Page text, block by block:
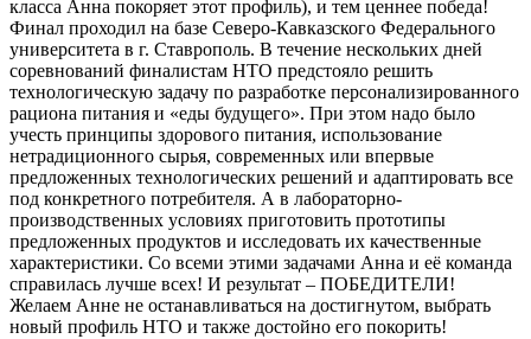
класса Анна покоряет этот профиль), и тем ценнее победа!
Финал проходил на базе Северо-Кавказского Федерального
университета в г. Ставрополь. В течение нескольких дней
соревнований финалистам НТО предстояло решить
технологическую задачу по разработке персонализированного
рациона питания и «еды будущего». При этом надо было
учесть принципы здорового питания, использование
нетрадиционного сырья, современных или впервые
предложенных технологических решений и адаптировать все
под конкретного потребителя. А в лабораторно-
производственных условиях приготовить прототипы
предложенных продуктов и исследовать их качественные
характеристики. Со всеми этими задачами Анна и её команда
справилась лучше всех! И результат – ПОБЕДИТЕЛИ!
Желаем Анне не останавливаться на достигнутом, выбрать
новый профиль НТО и также достойно его покорить!